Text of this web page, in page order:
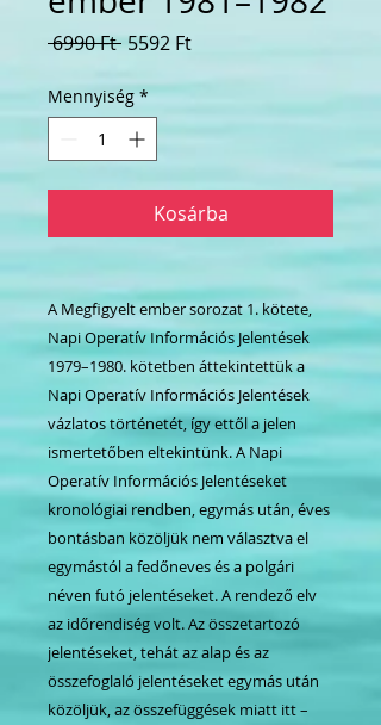
6990 Ft Szokásos
5592 FtAkciós
Mennyiség *
Kosárba
A Megfigyelt ember sorozat 1. kötete,
Napi Operatív Információs Jelentések
1979–1980. kötetben áttekintettük a
Napi Operatív Információs Jelentések
vázlatos történetét, így ettől a jelen
ismertetőben eltekintünk. A Napi
Operatív Információs Jelentéseket
kronológiai rendben, egymás után, éves
bontásban közöljük nem választva el
egymástól a fedőneves és a polgári
néven futó jelentéseket. A rendező elv
az időrendiség volt. Az összetartozó
jelentéseket, tehát az alap és az
összefoglaló jelentéseket egymás után
közöljük, az összefüggések miatt itt –